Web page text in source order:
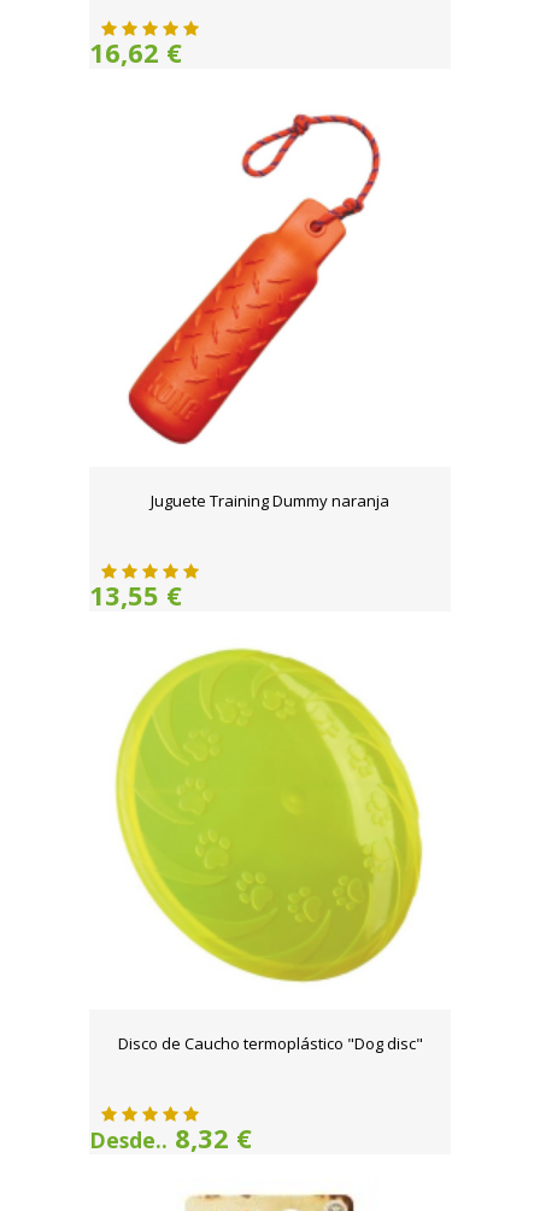
16,62 €
Juguete Training Dummy naranja
13,55 €
Disco de Caucho termoplástico "Dog disc"
Desde.. 8,32 €